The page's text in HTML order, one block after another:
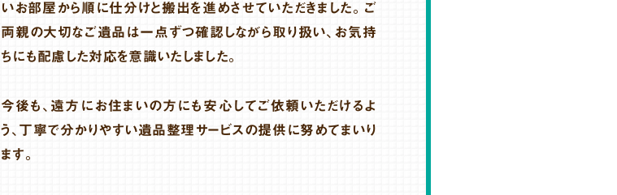
いお部屋から順に仕分けと搬出を進めさせていただきました。ご
両親の大切なご遺品は一点ずつ確認しながら取り扱い、お気持
ちにも配慮した対応を意識いたしました。
今後も、遠方にお住まいの方にも安心してご依頼いただけるよ
う、丁寧で分かりやすい遺品整理サービスの提供に努めてまいり
ます。